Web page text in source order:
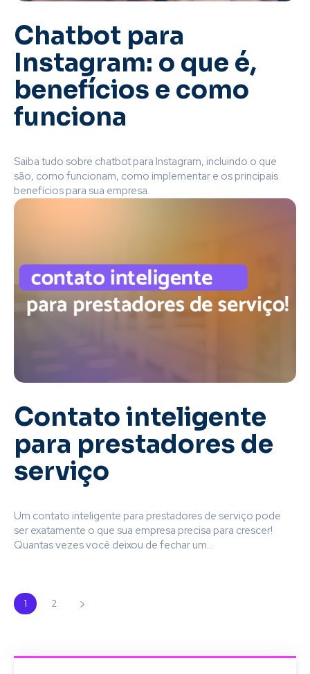
Chatbot para
Instagram: o que é,
benefícios e como
funciona
Saiba tudo sobre chatbot para Instagram, incluindo o que
são, como funcionam, como implementar e os principais
benefícios para sua empresa.
Contato inteligente
para prestadores de
serviço
Um contato inteligente para prestadores de serviço pode
ser exatamente o que sua empresa precisa para crescer!
Quantas vezes você deixou de fechar um...
1 2